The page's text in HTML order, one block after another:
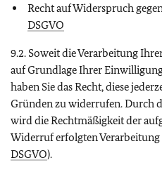
Recht auf Widerspruch
DSGVO
9.2. Soweit die Verarbeitung
auf Grundlage Ihrer
haben Sie das Recht, diese
Gründen zu widerrufen. Durch
wird die Rechtmäßigkeit der
Widerruf erfolgten Verarbeitung
DSGVO).